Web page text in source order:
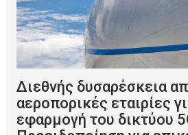
Διεθνής δυσαρέσκεια
αεροπορικές εταιρίες
εφαρμογή του δικτύου